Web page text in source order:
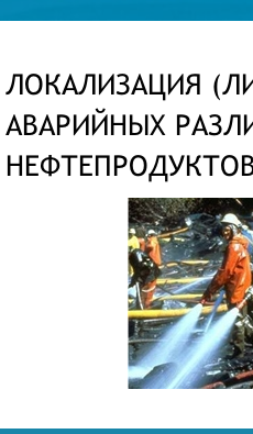
ЛОКАЛИЗАЦИЯ
АВАРИЙНЫХ